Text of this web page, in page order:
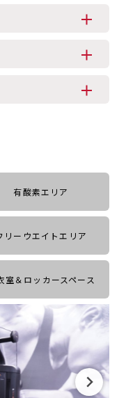
有酸素エリア
リーウエイトエリア
室＆ロッカースペース